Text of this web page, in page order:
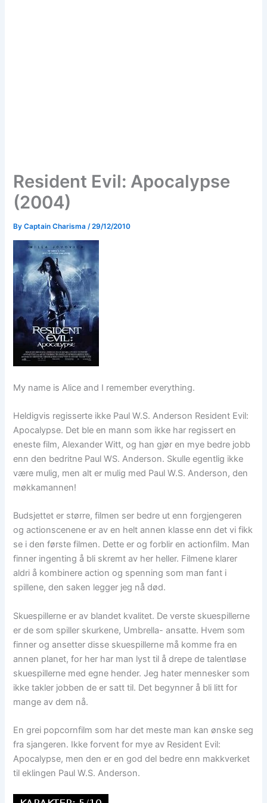
Resident Evil: Apocalypse
(2004)
ByCaptain Charisma /29/12/2010
My name is Alice and I remember everything.
Heldigvis regisserte ikke Paul W.S. Anderson Resident Evil:
Apocalypse. Det ble en mann som ikke har regissert en
eneste film, Alexander Witt, og han gjør en mye bedre jobb
enn den bedritne Paul WS. Anderson. Skulle egentlig ikke
være mulig, men alt er mulig med Paul W.S. Anderson, den
møkkamannen!
Budsjettet er større, filmen ser bedre ut enn forgjengeren
og actionscenene er av en helt annen klasse enn det vi fikk
se i den første filmen. Dette er og forblir en actionfilm. Man
finner ingenting å bli skremt av her heller. Filmene klarer
aldri å kombinere action og spenning som man fant i
spillene, den saken legger jeg nå død.
Skuespillerne er av blandet kvalitet. De verste skuespillerne
er de som spiller skurkene, Umbrella- ansatte. Hvem som
finner og ansetter disse skuespillerne må komme fra en
annen planet, for her har man lyst til å drepe de talentløse
skuespillerne med egne hender. Jeg hater mennesker som
ikke takler jobben de er satt til. Det begynner å bli litt for
mange av dem nå.
En grei popcornfilm som har det meste man kan ønske seg
fra sjangeren. Ikke forvent for mye av Resident Evil:
Apocalypse, men den er en god del bedre enn makkverket
til eklingen Paul W.S. Anderson.